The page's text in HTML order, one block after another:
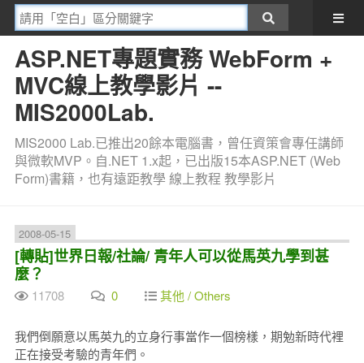
ASP.NET專題實務 WebForm +
MVC線上教學影片 --
MIS2000Lab.
MIS2000 Lab.已推出20餘本電腦書，曾任資策會專任講師
與微軟MVP。自.NET 1.x起，已出版15本ASP.NET (Web
Form)書籍，也有遠距教學 線上教程 教學影片
2008-05-15
[轉貼]世界日報/社論/ 青年人可以從馬英九學到甚
麼？
11708 0 其他 / Others
我們倒願意以馬英九的立身行事當作一個榜樣，期勉新時代裡
正在接受考驗的青年們。